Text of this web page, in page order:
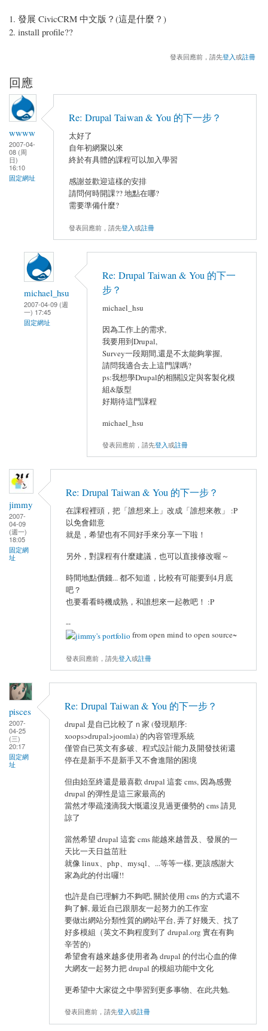
發展 CivicCRM 中文版？(這是什麼？)
install profile??
發表回應前，請先登入或註冊
回應
wwww
2007-04-
08 (周
日)
16:10
固定網址
Re: Drupal Taiwan & You 的下一步？
太好了
自年初網聚以來
終於有具體的課程可以加入學習
感謝並歡迎這樣的安排
請問何時開課?? 地點在哪?
需要準備什麼?
發表回應前，請先登入或註冊
michael_hsu
2007-04-09 (週
一) 17:45
固定網址
Re: Drupal Taiwan & You 的下一
步？
michael_hsu
因為工作上的需求,
我要用到Drupal,
Survey一段期間,還是不太能夠掌握,
請問我適合去上這門課嗎?
ps:我想學Drupal的相關設定與客製化模
組&版型
好期待這門課程
michael_hsu
發表回應前，請先登入或註冊
jimmy
2007-
04-09
(週一)
18:05
固定網
址
Re: Drupal Taiwan & You 的下一步？
在課程裡頭，把「誰想來上」改成「誰想來教」 :P
以免會錯意
就是，希望也有不同好手來分享一下啦！
另外，對課程有什麼建議，也可以直接修改喔～
時間地點價錢... 都不知道，比較有可能要到4月底
吧？
也要看看時機成熟，和誰想來一起教吧！ :P
--
from open mind to open source~
發表回應前，請先登入或註冊
pisces
2007-
04-25
(三)
20:17
固定網
址
Re: Drupal Taiwan & You 的下一步？
drupal 是自已比較了ｎ家 (發現順序:
xoops>drupal>joomla) 的內容管理系統
僅管自已英文有多破、程式設計能力及開發技術還
停在是新手不是新手又不會進階的困境
但由始至終還是最喜歡 drupal 這套 cms, 因為感覺
drupal 的彈性是這三家最高的
當然才學疏淺滴我大慨還沒見過更優勢的 cms 請見
諒了
當然希望 drupal 這套 cms 能越來越普及、發展的一
天比一天日益茁壯
就像 linux、php、mysql、...等等一樣, 更該感謝大
家為此的付出囉!!
也許是自已理解力不夠吧, 關於使用 cms 的方式還不
夠了解, 最近自已跟朋友一起努力的工作室
要做出網站分類性質的網站平台, 弄了好幾天、找了
好多模組（英文不夠程度到了 drupal.org 實在有夠
辛苦的)
希望會有越來越多使用者為 drupal 的付出心血的偉
大網友一起努力把 drupal 的模組功能中文化
更希望中大家從之中學習到更多事物、在此共勉.
發表回應前，請先登入或註冊